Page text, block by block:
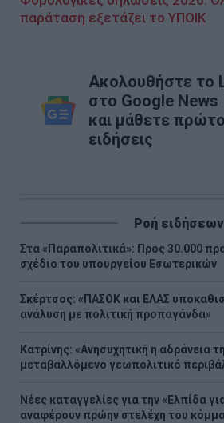
παράταση εξετάζει το ΥΠΟΙΚ
Ακολουθήστε το
στο Google News
και μάθετε
ειδήσεις
Ροή ειδήσεων
Στα «Παραπολιτικά»: Προς 30.000
σχέδιο του υπουργείου Εσωτερικών
Σκέρτσος: «ΠΑΣΟΚ και ΕΛΑΣ
ανάλυση με πολιτική προπαγάνδα»
Κατρίνης: «Ανησυχητική η αδράνεια
μεταβαλλόμενο γεωπολιτικό
Νέες καταγγελίες για την «Ελπίδα
αναφέρουν πρώην στελέχη του